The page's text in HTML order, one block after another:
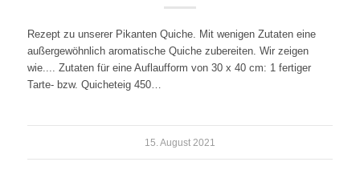
Rezept zu unserer Pikanten Quiche. Mit wenigen Zutaten eine
außergewöhnlich aromatische Quiche zubereiten. Wir zeigen
wie.... Zutaten für eine Auflaufform von 30 x 40 cm: 1 fertiger
Tarte- bzw. Quicheteig 450…
15. August 2021